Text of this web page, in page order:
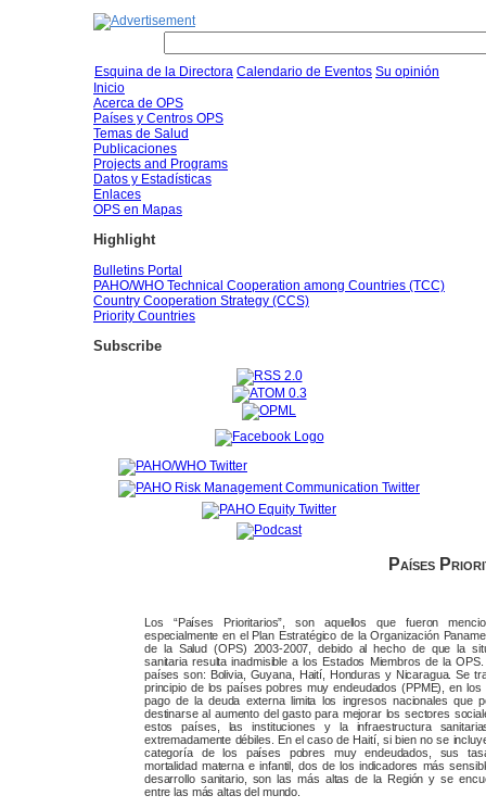
Esquina de la Directora Calendario de Eventos Su opinión
Inicio
Acerca de OPS
Países y Centros OPS
Temas de Salud
Publicaciones
Projects and Programs
Datos y Estadísticas
Enlaces
OPS en Mapas
Highlight
Bulletins Portal
PAHO/WHO Technical Cooperation among Countries (TCC)
Country Cooperation Strategy (CCS)
Priority Countries
Subscribe
Países
Los “Países Prioritarios”, son aquellos que fueron
especialmente en el Plan Estratégico de la Organización
de la Salud (OPS) 2003-2007, debido al hecho de que la
sanitaria resulta inadmisible a los Estados Miembros de la
países son: Bolivia, Guyana, Haití, Honduras y Nicaragua. Se
principio de los países pobres muy endeudados (PPME), en los
pago de la deuda externa limita los ingresos nacionales que
destinarse al aumento del gasto para mejorar los sectores
estos países, las instituciones y la infraestructura
extremadamente débiles. En el caso de Haití, si bien no se
categoría de los países pobres muy endeudados, sus
mortalidad materna e infantil, dos de los indicadores más
desarrollo sanitario, son las más altas de la Región y se
entre las más altas del mundo.